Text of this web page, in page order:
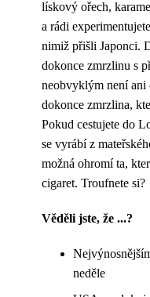
lískový ořech,
a rádi
nimiž přišli Japonci.
dokonce zmrzlinu s
neobvyklým není ani
dokonce zmrzlina,
Pokud cestujete do
se vyrábí z
možná ohromí ta,
cigaret. Troufnete si?
Věděli jste, že ...?
neděle